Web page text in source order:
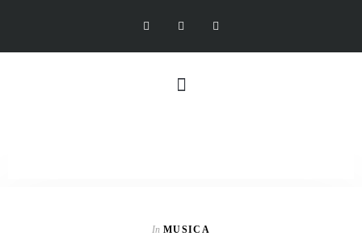
In MUSICA